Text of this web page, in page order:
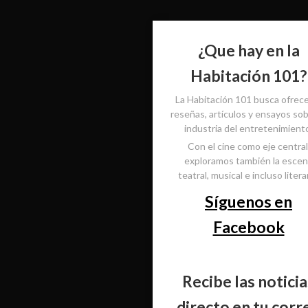
¿Que hay en la
Habitación 101?
La Habitación 101 busca
reseñas, artículos y ensayos
industria del
Con el cine como eje
exploramos también la
teatral, musical e incluso
Síguenos en
Facebook
Recibe las